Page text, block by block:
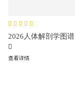
2026人体解剖学图谱
查看详情